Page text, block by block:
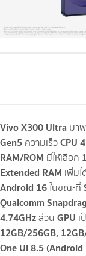
Vivo X300 Ultra มา
Gen5 ความเร็วCPU
RAM/ROM มีให้เลือก
Extended RAM เพิ่ม
Android 16ในขณะที่
Qualcomm
4.74GHzส่วน GPU เ
12GB/256GB,
One UI 8.5